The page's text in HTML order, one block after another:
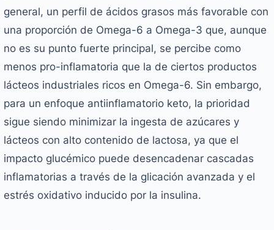
general, un perfil de ácidos grasos más favorable con
una proporción de Omega-6 a Omega-3 que, aunque
no es su punto fuerte principal, se percibe como
menos pro-inflamatoria que la de ciertos productos
lácteos industriales ricos en Omega-6. Sin embargo,
para un enfoque antiinflamatorio keto, la prioridad
sigue siendo minimizar la ingesta de azúcares y
lácteos con alto contenido de lactosa, ya que el
impacto glucémico puede desencadenar cascadas
inflamatorias a través de la glicación avanzada y el
estrés oxidativo inducido por la insulina.